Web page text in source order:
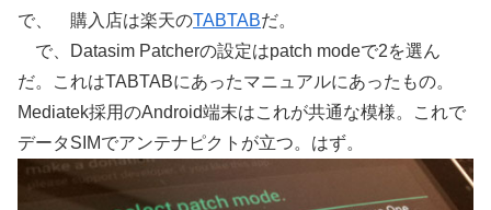
で、 購入店は楽天のTABTABだ。
で、Datasim Patcherの設定はpatch modeで2を選ん
だ。これはTABTABにあったマニュアルにあったもの。
Mediatek採用のAndroid端末はこれが共通な模様。これで
データSIMでアンテナピクトが立つ。はず。